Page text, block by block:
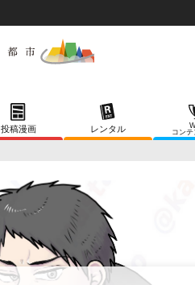
投稿漫画 レンタル
コン